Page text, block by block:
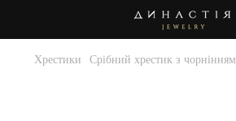
Хрестики Срібний хрестик з чорнінням